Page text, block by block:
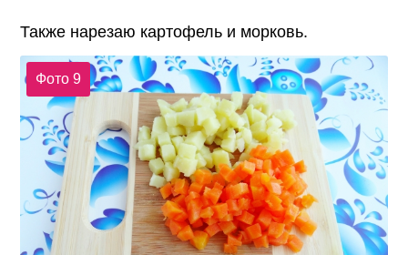
Также нарезаю картофель и морковь.
Фото 9